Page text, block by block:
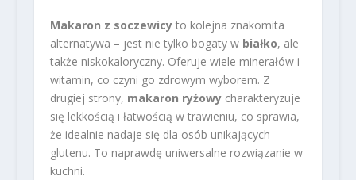
Makaron z soczewicyto kolejna znakomita
alternatywa – jest nie tylko bogaty w białko, ale
także niskokaloryczny. Oferuje wiele minerałów i
witamin, co czyni go zdrowym wyborem. Z
drugiej strony, makaron ryżowycharakteryzuje
się lekkością i łatwością w trawieniu, co sprawia,
że idealnie nadaje się dla osób unikających
glutenu. To naprawdę uniwersalne rozwiązanie w
kuchni.